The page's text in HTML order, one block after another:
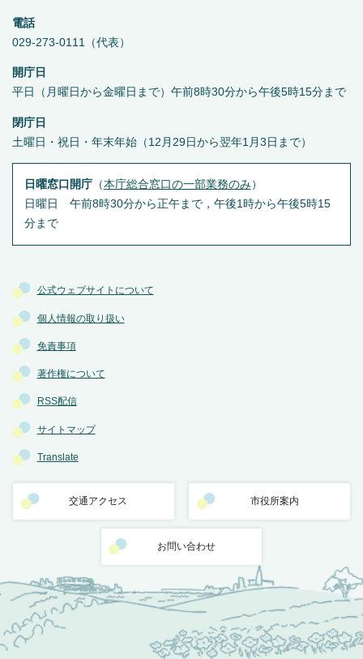
公式ウェブサイトについて
個人情報の取り扱い
免責事項
著作権について
RSS配信
サイトマップ
Translate
交通アクセス 市役所案内
お問い合わせ
電話
029-273-0111（代表）
開庁日
平日（月曜日から金曜日まで）午前8時30分から午後5時15分まで
閉庁日
土曜日・祝日・年末年始（12月29日から翌年1月3日まで）
日曜窓口開庁（本庁総合窓口の一部業務のみ ）
日曜日 午前8時30分から正午まで，午後1時から午後5時15
分まで